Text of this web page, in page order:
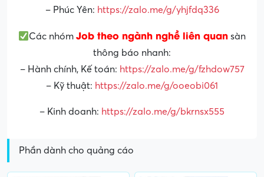
– Phúc Yên: https://zalo.me/g/yhjfdq336
Các nhómJob theo ngành nghề liên quan sàn
thông báo nhanh:
– Hành chính, Kế toán: https://zalo.me/g/fzhdow757
– Kỹ thuật: https://zalo.me/g/ooeobi061
– Kinh doanh: https://zalo.me/g/bkrnsx555
Phần dành cho quảng cáo